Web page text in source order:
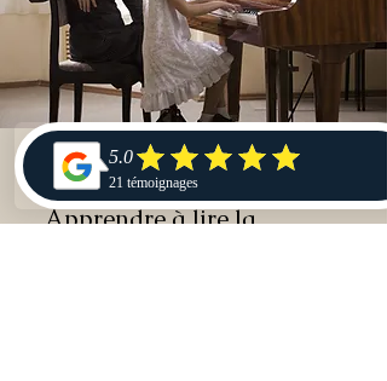
Apprendre à lire la